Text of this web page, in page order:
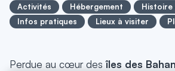
Activités
Hébergement
Histoire
Infos pratiques
Lieux à visiter
Perdue au cœur desîles des